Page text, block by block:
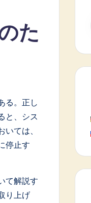
た
る。正し
と、シス
ては、
停止す
て解説す
り上げ